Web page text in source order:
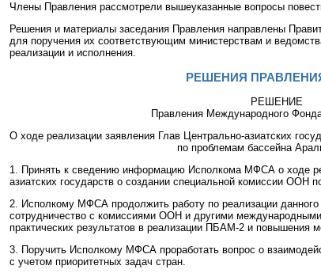
Члены Правления рассмотрели вышеуказанные вопросы
Решения и материалы заседания Правления направлены
для поручения их соответствующим министерствам и
реализации и исполнения.
РЕШЕНИЯ
РЕШЕНИЕ
Правления Международного
О ходе реализации заявления Глав Центрально-азиатских
по проблемам бассейна
1. Принять к сведению информацию Исполкома МФСА о ходе
азиатских государств о создании специальной комиссии ООН
2. Исполкому МФСА продолжить работу по реализации данного
сотрудничество с комиссиями ООН и другими
практических результатов в реализации ПБАМ-2 и повышения
3. Поручить Исполкому МФСА проработать вопрос о
с учетом приоритетных задач стран.